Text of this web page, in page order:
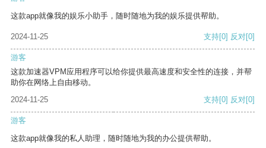
这款app就像我的娱乐小助手，随时随地为我的娱乐提供帮助。
2024-11-25 支持[0] 反对[0]
游客
这款加速器VPM应用程序可以给你提供最高速度和安全性的连接，并帮
助你在网络上自由移动。
2024-11-25
支持[0] 反对[0]
游客
这款app就像我的私人助理，随时随地为我的办公提供帮助。